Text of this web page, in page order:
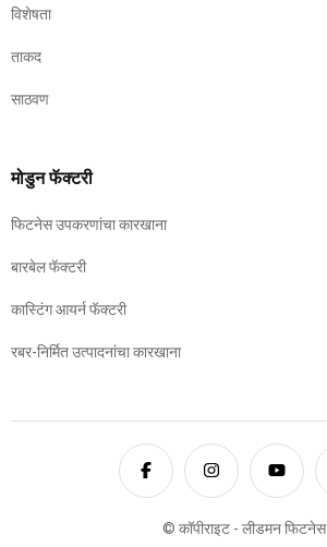
विशेषता
ताकद
साठवण
मोडुन फॅक्टरी
फिटनेस उपकरणांचा कारखाना
बारबेल फॅक्टरी
कास्टिंग आयर्न फॅक्टरी
रबर-निर्मित उत्पादनांचा कारखाना
© कॉपीराइट - लीडमन फिटनेस